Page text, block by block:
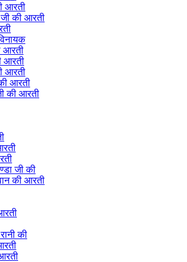
आरती
जी की आरती
आरती
आरती
आरती
आरती
की आरती
जी की
की आरती
की